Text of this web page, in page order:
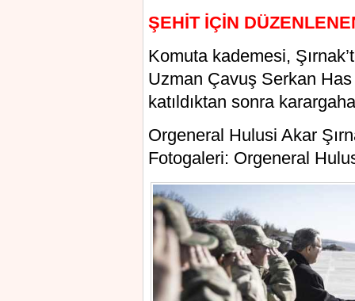
ŞEHİT İÇİN
Komuta kademesi,
Uzman Çavuş Serkan
katıldıktan sonra
Orgeneral Hulusi Akar
Fotogaleri: Orgeneral